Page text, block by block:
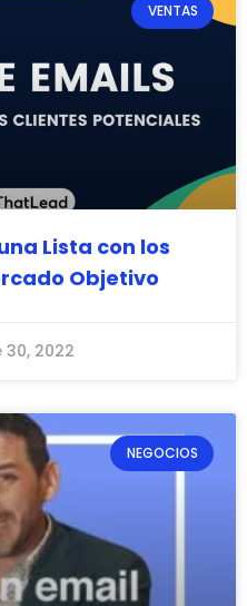
VENTAS
Lista con los
Objetivo
2022
NEGOCIOS